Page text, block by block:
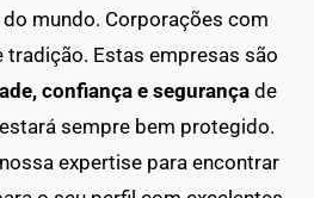
mundo. Corporações com
tradição. Estas empresas são
confiança e segurança de
sempre bem protegido.
expertise para encontrar